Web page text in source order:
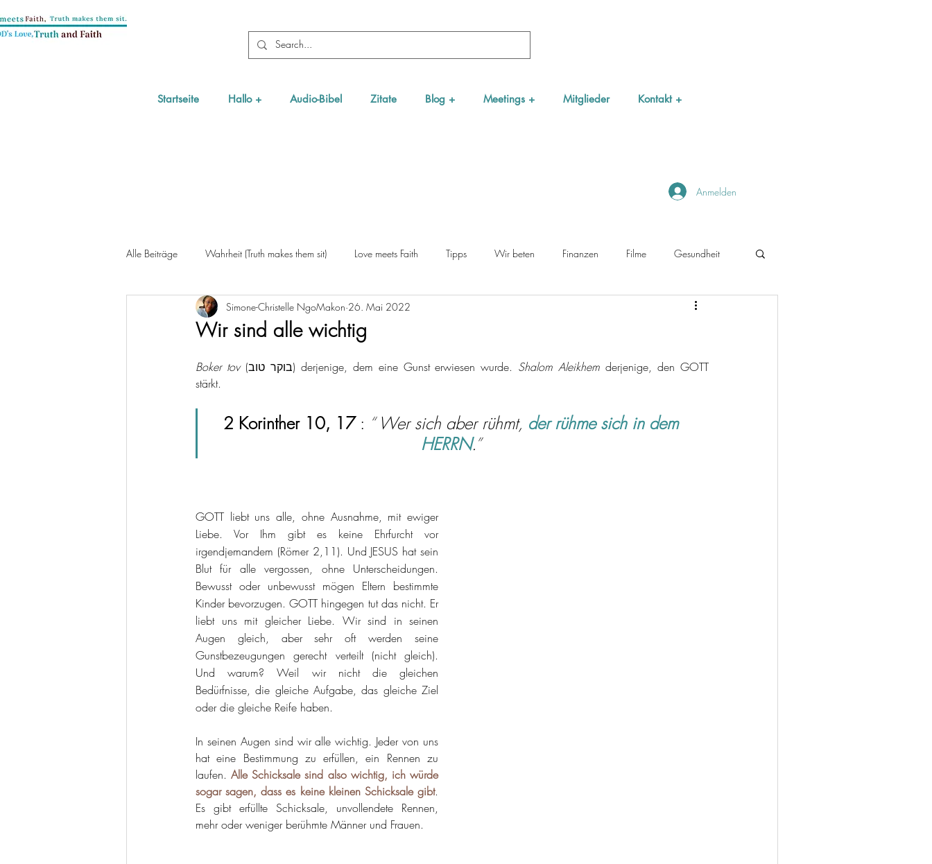
Startseite Hallo + Audio-Bibel Zitate Blog + Meetings + Mitglieder Kontakt +
Anmelden
Alle Beiträge Wahrheit (Truth makes them sit) Love meets Faith Tipps Wir beten Finanzen Filme Gesundheit
Wir beten (kinder) Zeugnis & Interviews
Wir sind alle wichtig
Simone-Christelle NgoMakon 26. Mai 2022
Boker tov (בוקר טוב) derjenige, dem eine Gunst erwiesen wurde. Shalom Aleikhem derjenige, den GOTT
stärkt.
2 Korinther 10, 17 : “ Wer sich aber rühmt, der rühme sich in dem
HERRN.”
GOTT liebt uns alle, ohne Ausnahme, mit ewiger
Liebe. Vor Ihm gibt es keine Ehrfurcht vor
irgendjemandem (Römer 2,11). Und JESUS hat sein
Blut für alle vergossen, ohne Unterscheidungen.
Bewusst oder unbewusst mögen Eltern bestimmte
Kinder bevorzugen. GOTT hingegen tut das nicht. Er
liebt uns mit gleicher Liebe. Wir sind in seinen
Augen gleich, aber sehr oft werden seine
Gunstbezeugungen gerecht verteilt (nicht gleich).
Und warum? Weil wir nicht die gleichen
Bedürfnisse, die gleiche Aufgabe, das gleiche Ziel
oder die gleiche Reife haben.
In seinen Augen sind wir alle wichtig. Jeder von uns
hat eine Bestimmung zu erfüllen, ein Rennen zu
laufen. Alle Schicksale sind also wichtig, ich würde
sogar sagen, dass es keine kleinen Schicksale gibt.
Es gibt erfüllte Schicksale, unvollendete Rennen,
mehr oder weniger berühmte Männer und Frauen.